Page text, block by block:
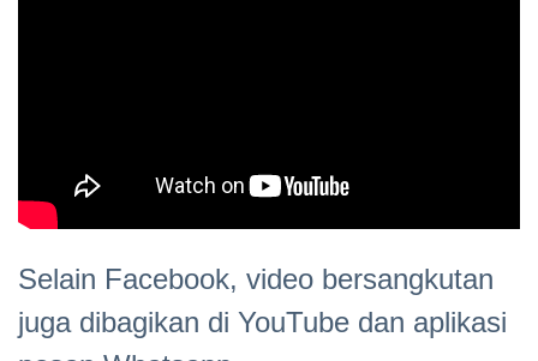
Selain Facebook, video bersangkutan
juga dibagikan di YouTube dan aplikasi